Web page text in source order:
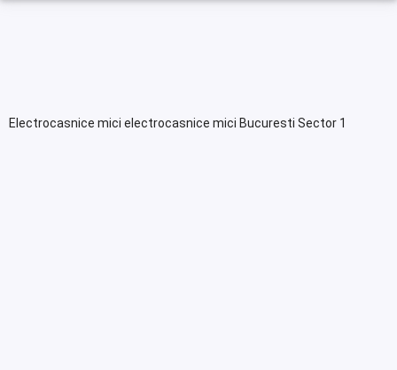
Electrocasnice mici electrocasnice mici Bucuresti Sector 1